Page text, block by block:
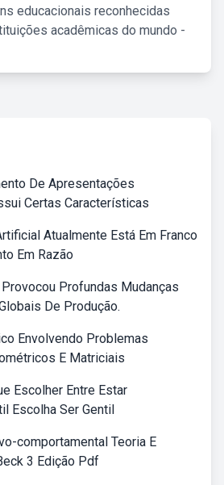
educacionais reconhecidas
acadêmicas do mundo -
De Apresentações
Certas Características
Atualmente Está Em Franco
Em Razão
Profundas Mudanças
De Produção.
Envolvendo Problemas
E Matriciais
Escolher Entre Estar
Escolha Ser Gentil
comportamental Teoria E
3 Edição Pdf